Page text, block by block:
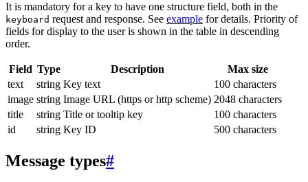
It is mandatory for a key to have one structure field, both in the
keyboard request and response. See example for details. Priority of
fields for display to the user is shown in the table in descending
order.
Field Type Description
Max size
text
string Key text
100 characters
image string Image URL (https or http scheme) 2048 characters
title
string Title or tooltip key
100 characters
id
string Key ID 500 characters
Message types#